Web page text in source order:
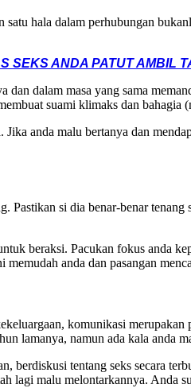
hala dalam perhubungan
SEKS ANDA PATUT AMBIL
dalam masa yang sama
suami klimaks dan bahagia
anda malu bertanya dan
Pastikan si dia benar-benar
beraksi. Pacukan fokus anda
memudah anda dan pasangan
komunikasi
lamanya, namun ada kala anda
berdiskusi tentang seks secara
lagi malu melontarkannya. Anda